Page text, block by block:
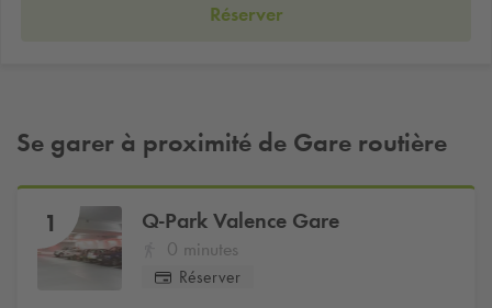
Réserver
Se garer à proximité de Gare routière
1 Q-Park Valence Gare
0 minutes
Réserver